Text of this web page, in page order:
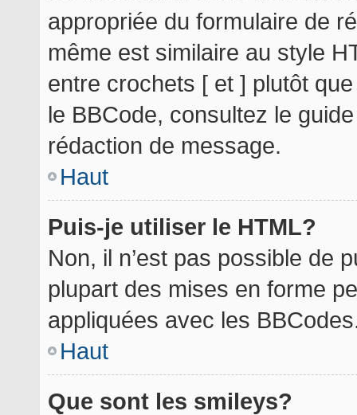
appropriée du formulaire de
même est similaire au style
entre crochets [ et ] plutôt
le BBCode, consultez le
rédaction de message.
Haut
Puis-je utiliser le HTML?
Non, il n’est pas possible de
plupart des mises en forme
appliquées avec les
Haut
Que sont les smileys?